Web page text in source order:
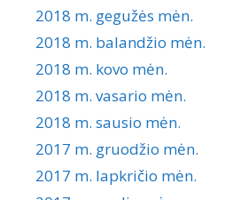
2018 m. gegužės mėn.
2018 m. balandžio mėn.
2018 m. kovo mėn.
2018 m. vasario mėn.
2018 m. sausio mėn.
2017 m. gruodžio mėn.
2017 m. lapkričio mėn.